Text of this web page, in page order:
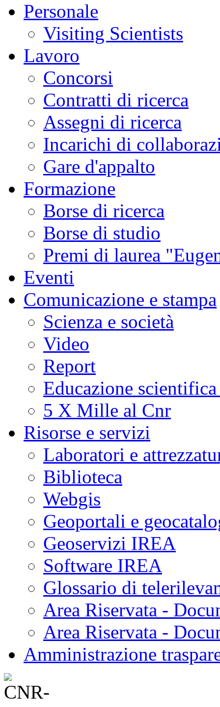
Personale
Visiting Scientists
Lavoro
Concorsi
Contratti di ricerca
Assegni di ricerca
Incarichi di
Gare d'appalto
Formazione
Borse di ricerca
Borse di studio
Premi di laurea
Eventi
Comunicazione e stampa
Scienza e società
Video
Report
Educazione
5 X Mille al Cnr
Risorse e servizi
Laboratori e
Biblioteca
Webgis
Geoportali e
Geoservizi IREA
Software IREA
Glossario di
Area Riservata -
Area Riservata -
Amministrazione